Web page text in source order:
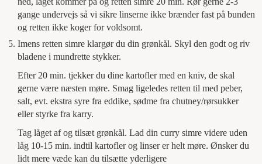
gange undervejs så vi sikre linserne ikke brænder fast på bunden
og retten ikke koger for voldsomt.
Imens retten simre klargør du din grønkål. Skyl den godt og riv
bladene i mundrette stykker.
Efter 20 min. tjekker du dine kartofler med en kniv, de skal
gerne være næsten møre. Smag ligeledes retten til med peber,
salt, evt. ekstra syre fra eddike, sødme fra chutney/rørsukker
eller styrke fra karry.
Tag låget af og tilsæt grønkål. Lad din curry simre videre uden
låg 10-15 min. indtil kartofler og linser er helt møre. Ønsker du
lidt mere væde kan du tilsætte yderligere